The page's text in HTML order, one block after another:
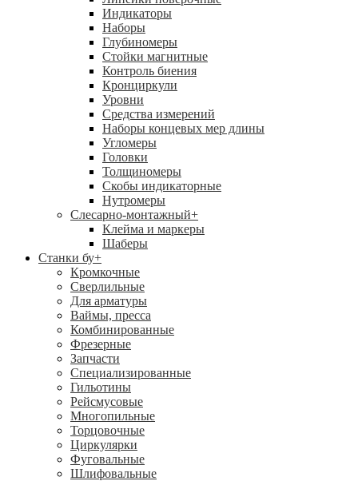
Индикаторы
Наборы
Глубиномеры
Стойки магнитные
Контроль биения
Кронциркули
Уровни
Средства измерений
Наборы концевых мер длины
Угломеры
Головки
Толщиномеры
Скобы индикаторные
Нутромеры
Слесарно-монтажный+
Клейма и маркеры
Шаберы
Станки бу+
Кромкочные
Сверлильные
Для арматуры
Ваймы, пресса
Комбинированные
Фрезерные
Запчасти
Специализированные
Гильотины
Рейсмусовые
Многопильные
Торцовочные
Циркулярки
Фуговальные
Шлифовальные